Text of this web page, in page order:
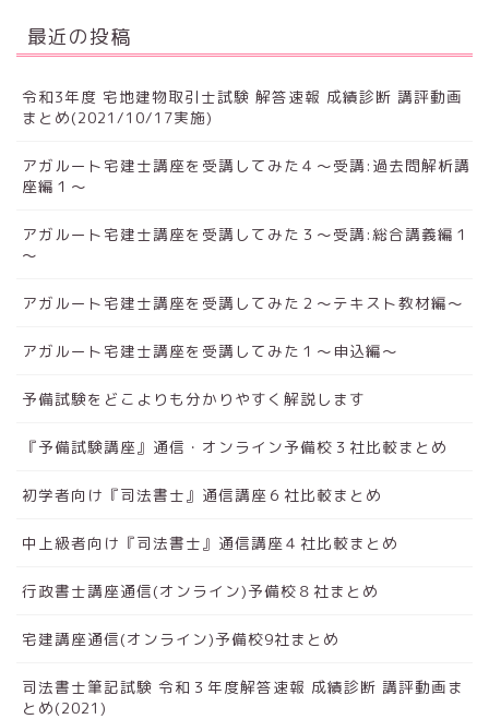
最近の投稿
令和3年度 宅地建物取引士試験 解答速報 成績診断 講評動画
まとめ(2021/10/17実施)
アガルート宅建士講座を受講してみた４～受講:過去問解析講
座編１～
アガルート宅建士講座を受講してみた３～受講:総合講義編１
～
アガルート宅建士講座を受講してみた２～テキスト教材編～
アガルート宅建士講座を受講してみた１～申込編～
予備試験をどこよりも分かりやすく解説します
『予備試験講座』通信・オンライン予備校３社比較まとめ
初学者向け『司法書士』通信講座６社比較まとめ
中上級者向け『司法書士』通信講座４社比較まとめ
行政書士講座通信(オンライン)予備校８社まとめ
宅建講座通信(オンライン)予備校9社まとめ
司法書士筆記試験 令和３年度解答速報 成績診断 講評動画ま
とめ(2021)